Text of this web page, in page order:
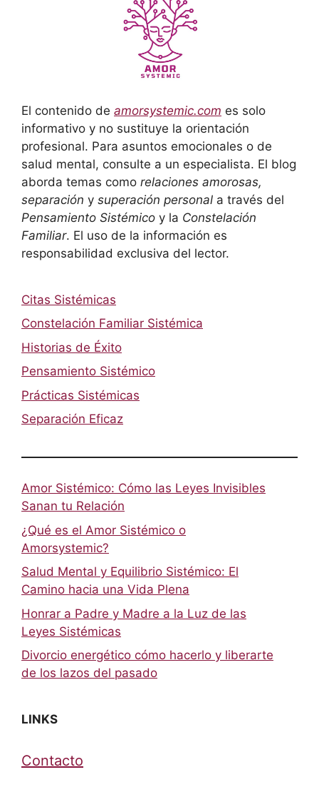
El contenido de amorsystemic.com es solo
informativo y no sustituye la orientación
profesional. Para asuntos emocionales o de
salud mental, consulte a un especialista. El blog
aborda temas como relaciones amorosas,
separación y superación personal a través del
Pensamiento Sistémico y la Constelación
Familiar. El uso de la información es
responsabilidad exclusiva del lector.
Citas Sistémicas
Constelación Familiar Sistémica
Historias de Éxito
Pensamiento Sistémico
Prácticas Sistémicas
Separación Eficaz
Amor Sistémico: Cómo las Leyes Invisibles
Sanan tu Relación
¿Qué es el Amor Sistémico o
Amorsystemic?
Salud Mental y Equilibrio Sistémico: El
Camino hacia una Vida Plena
Honrar a Padre y Madre a la Luz de las
Leyes Sistémicas
Divorcio energético cómo hacerlo y liberarte
de los lazos del pasado
LINKS
Contacto